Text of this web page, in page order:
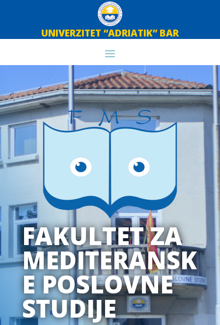
UNIVERZITET “ADRIATIK” BAR
FAKULTET ZA
MEDITERANSK
E POSLOVNE
STUDIJE